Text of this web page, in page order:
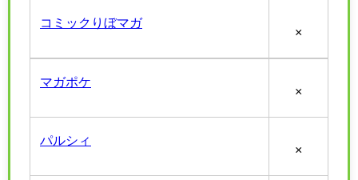
コミックりぼマガ
×
マガポケ
×
パルシィ
×